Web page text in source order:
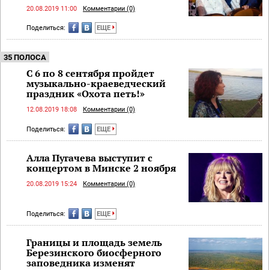
20.08.2019 11:00 Комментарии (0)
Поделиться: ЕЩЕ
35 ПОЛОСА
С 6 по 8 сентября пройдет
музыкально-краеведческий
праздник «Охота петь!»
12.08.2019 18:08 Комментарии (0)
Поделиться: ЕЩЕ
Алла Пугачева выступит с
концертом в Минске 2 ноября
20.08.2019 15:24 Комментарии (0)
Поделиться: ЕЩЕ
Границы и площадь земель
Березинского биосферного
заповедника изменят